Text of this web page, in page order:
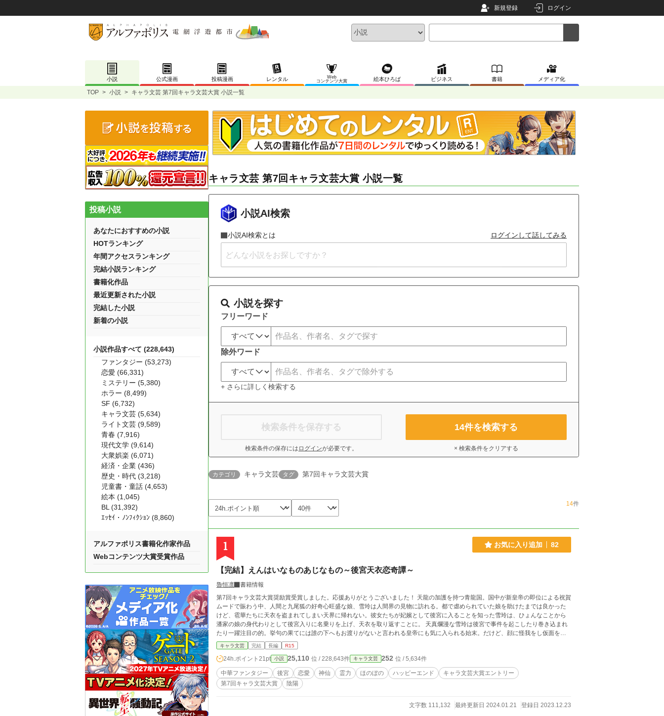
新規登録 ログイン
小説 公式漫画 投稿漫画 レンタル
Web
コンテンツ大賞
絵本ひろば ビジネス 書籍 メディア化
TOP > 小説 > キャラ文芸 第7回キャラ文芸大賞 小説一覧
キャラ文芸 第7回キャラ文芸大賞 小説一覧
小説AI検索
小説AI検索とは ログインして話してみる
小説を探す
フリーワード
除外ワード
+ さらに詳しく検索する
検索条件を保存する
検索条件の保存には ログインが必要です。
14件を検索する
× 検索条件をクリアする
カテゴリ キャラ文芸 タグ 第7回キャラ文芸大賞
14件
1 お気に入り追加 82
【完結】えんはいなものあじなもの～後宮天衣恋奇譚～
魯恒凛
書籍情報
第7回キャラ文芸大賞奨励賞受賞しました。応援ありがとうございました！ 天龍の加護を持つ青龍国。国中が新皇帝の即位による祝賀
ムードで賑わう中、人間と九尾狐の好奇心旺盛な娘、雪玲は人間界の見物に訪れる。都で虐められていた娘を助けたまでは良かった
けど、雹華たちに天衣を盗まれてしまい天界に帰れない。彼女たちが妃嬪として後宮に入ることを知った雪玲は、ひょんなことから
潘家の娘の身代わりとして後宮入りに名乗りを上げ、天衣を取り返すことに。 天真爛漫な雪玲は後宮で事件を起こしたり巻き込まれ
たり一躍注目の的。挙句の果てには誰の下へもお渡りがないと言われる皇帝にも気に入られる始末。だけど、顔に怪我をし仮面を被
る彼にも何か秘密があるようで……。 果たして雪玲は天衣を無事に取り戻し、当初の思惑通り後宮から脱出できるのか！？ えんはい
なものあじなもの……男女の縁というものはどこでどう結ばれるのか、まことに不思議なものである
キャラ文芸 完結 長編 R15
24h.ポイント 21pt 小説 25,110 位 / 228,643件 キャラ文芸 252 位 / 5,634件
中華ファンタジー 後宮 恋愛 神仙 霊力 ほのぼの ハッピーエンド
キャラ文芸大賞エントリー
第7回キャラ文芸大賞
陰陽
文字数 111,132 最終更新日 2024.01.21 登録日 2023.12.23
投稿小説
あなたにおすすめの小説
HOTランキング
年間アクセスランキング
完結小説ランキング
書籍化作品
最近更新された小説
完結した小説
新着の小説
小説作品すべて (228,643)
ファンタジー (53,273)
恋愛 (66,331)
ミステリー (5,380)
ホラー (8,499)
SF (6,732)
キャラ文芸 (5,634)
ライト文芸 (9,589)
青春 (7,916)
現代文学 (9,614)
大衆娯楽 (6,071)
経済・企業 (436)
歴史・時代 (3,218)
児童書・童話 (4,653)
絵本 (1,045)
BL (31,392)
ｴｯｾｲ・ﾉﾝﾌｨｸｼｮﾝ (8,860)
アルファポリス書籍化作家作品
Webコンテンツ大賞受賞作品